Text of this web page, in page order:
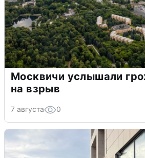
Москвичи услышали
на взрыв
7 августа 0